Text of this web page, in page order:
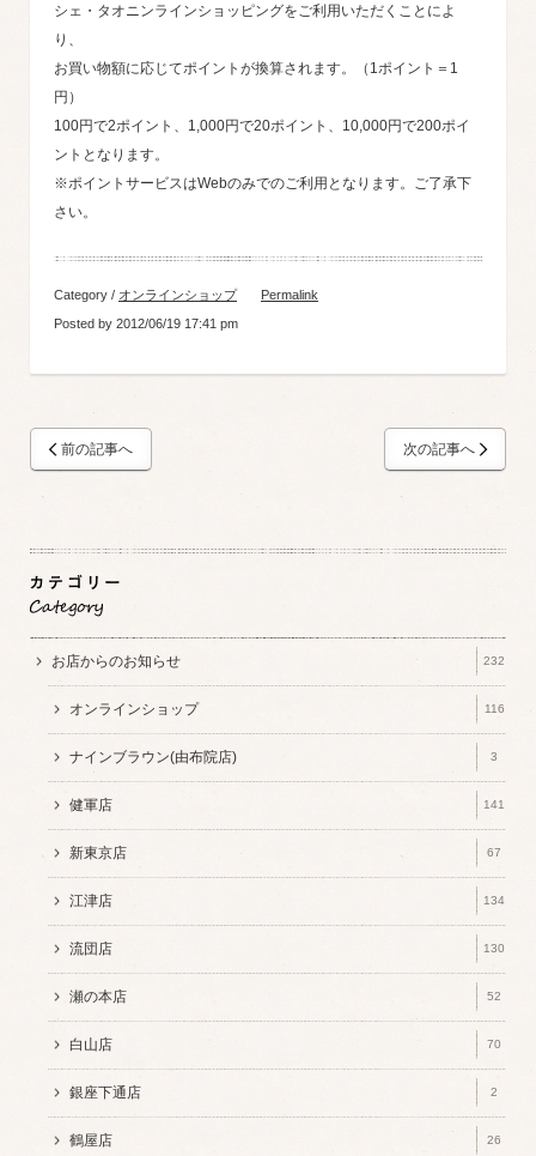
シェ・タオニンラインショッピングをご利用いただくことによ
り、
お買い物額に応じてポイントが換算されます。（1ポイント＝1
円）
100円で2ポイント、1,000円で20ポイント、10,000円で200ポイ
ントとなります。
※ポイントサービスはWebのみでのご利用となります。ご了承下
さい。
Category / オンラインショップ
Permalink
Posted by 2012/06/19 17:41 pm
前の記事へ 次の記事へ
お店からのお知らせ 232
オンラインショップ 116
ナインブラウン(由布院店) 3
健軍店 141
新東京店 67
江津店 134
流団店 130
瀬の本店 52
白山店 70
銀座下通店 2
鶴屋店 26